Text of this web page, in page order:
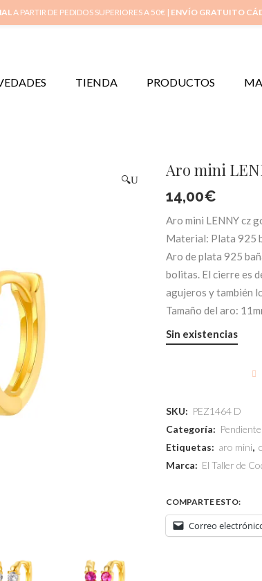
TIENDA PRODUCTOS
🔍 Aro mini
14,00€
Aro mini LENNY cz
Material: Plata 925
Aro de plata 925
bolitas. El cierre es
agujeros y también
Tamaño del aro:
Sin existencias
SKU: PEZ1464 D
Categoría:
Etiquetas: aro mini,
Marca: El Taller de
COMPARTE ESTO:
Correo
A PARTIR DE PEDIDOS SUPERIORES A 50€ | ENVÍO GRATUITO